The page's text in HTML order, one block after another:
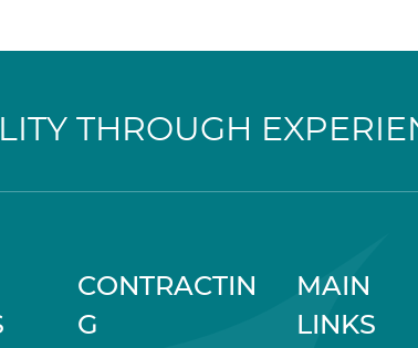
THROUGH
CONTRACTIN
G
MAIN
LINKS